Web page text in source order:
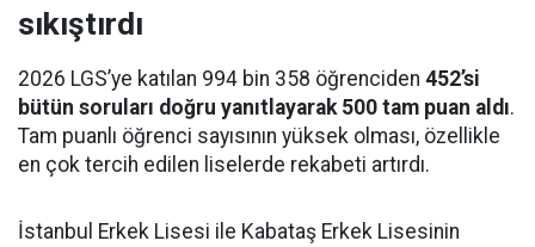
sıkıştırdı
2026 LGS’ye katılan 994 bin 358 öğrenciden 452’si
bütün soruları doğru yanıtlayarak 500 tam puan aldı.
Tam puanlı öğrenci sayısının yüksek olması, özellikle
en çok tercih edilen liselerde rekabeti artırdı.
İstanbul Erkek Lisesi ile Kabataş Erkek Lisesinin